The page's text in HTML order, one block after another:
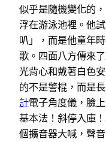
似乎是隨機變化的
浮在游泳池裡。他
叭」，而是他童年
歌。四面八方傳來
光背心和戴著白色
的不是警棍，而是
計電子角度儀，臉
基本法！斜停入庫
個擴音器大喊，聲